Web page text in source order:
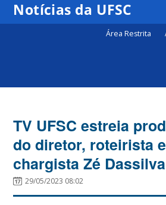
Notícias da UFSC
Área Restrita
TV UFSC estreia
do diretor, roteirista e
chargista Zé Dassilva
29/05/2023 08:02